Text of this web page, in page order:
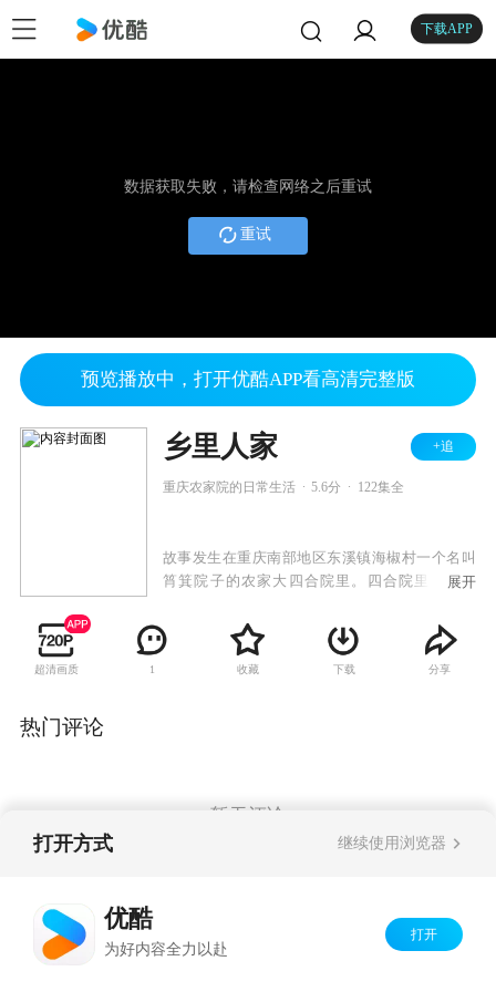
下载APP
数据获取失败，请检查网络之后重试
重试
预览播放中，打开优酷APP看高清完整版
乡里人家 +追
重庆农家院的日常生活 5.6分 122集全
故事发生在重庆南部地区东溪镇海椒村一个名叫
筲箕院子的农家大四合院里。四合院里住着李
个传统的农家院吹来了新时代的春风，在这里演
绎着他们的情感纠葛，撒下一串串欢笑和泪水。
展开
超清画质 1 收藏 下载 分享
热门评论
暂无评论
打开方式 继续使用浏览器
优酷
为好内容全力以赴
打开